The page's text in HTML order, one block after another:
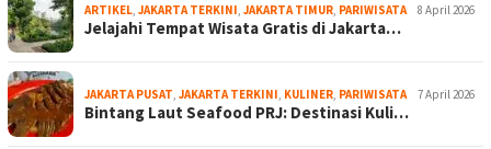
ARTIKEL, JAKARTA TERKINI, JAKARTA TIMUR, PARIWISATA 8 April 2026
Jelajahi Tempat Wisata Gratis di Jakarta…
JAKARTA PUSAT, JAKARTA TERKINI, KULINER, PARIWISATA 7 April 2026
Bintang Laut Seafood PRJ: Destinasi Kuli…